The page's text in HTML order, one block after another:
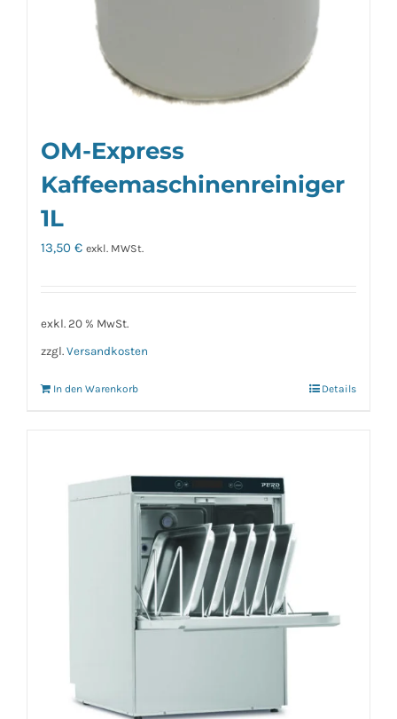
OM-Express
Kaffeemaschinenreiniger
1L
13,50 € exkl. MWSt.
exkl. 20 % MwSt.
zzgl. Versandkosten
In den Warenkorb Details